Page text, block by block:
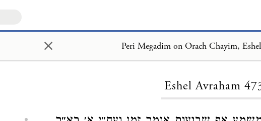
× Peri Megadim on Orach Chayim,
Eshel Avraham